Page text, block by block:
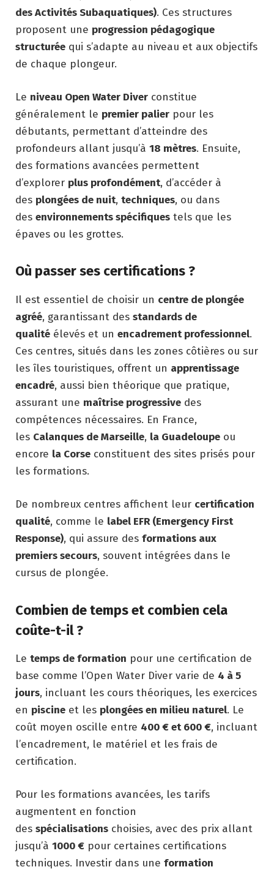
des Activités Subaquatiques). Ces structures
proposent une progression pédagogique
structurée qui s’adapte au niveau et aux objectifs
de chaque plongeur.
Le niveau Open Water Diver constitue
généralement le premier palier pour les
débutants, permettant d’atteindre des
profondeurs allant jusqu’à 18 mètres. Ensuite,
des formations avancées permettent
d’explorer plus profondément, d’accéder à
des plongées de nuit, techniques, ou dans
des environnements spécifiques tels que les
épaves ou les grottes.
Où passer ses certifications ?
Il est essentiel de choisir un centre de plongée
agréé, garantissant des standards de
qualité élevés et un encadrement professionnel.
Ces centres, situés dans les zones côtières ou sur
les îles touristiques, offrent un apprentissage
encadré, aussi bien théorique que pratique,
assurant une maîtrise progressive des
compétences nécessaires. En France,
les Calanques de Marseille, la Guadeloupe ou
encore la Corse constituent des sites prisés pour
les formations.
De nombreux centres affichent leur certification
qualité, comme le label EFR (Emergency First
Response), qui assure des formations aux
premiers secours, souvent intégrées dans le
cursus de plongée.
Combien de temps et combien cela
coûte-t-il ?
Le temps de formation pour une certification de
base comme l’Open Water Diver varie de 4 à 5
jours, incluant les cours théoriques, les exercices
en piscine et les plongées en milieu naturel. Le
coût moyen oscille entre 400 € et 600 €, incluant
l’encadrement, le matériel et les frais de
certification.
Pour les formations avancées, les tarifs
augmentent en fonction
des spécialisations choisies, avec des prix allant
jusqu’à 1000 € pour certaines certifications
techniques. Investir dans une formation